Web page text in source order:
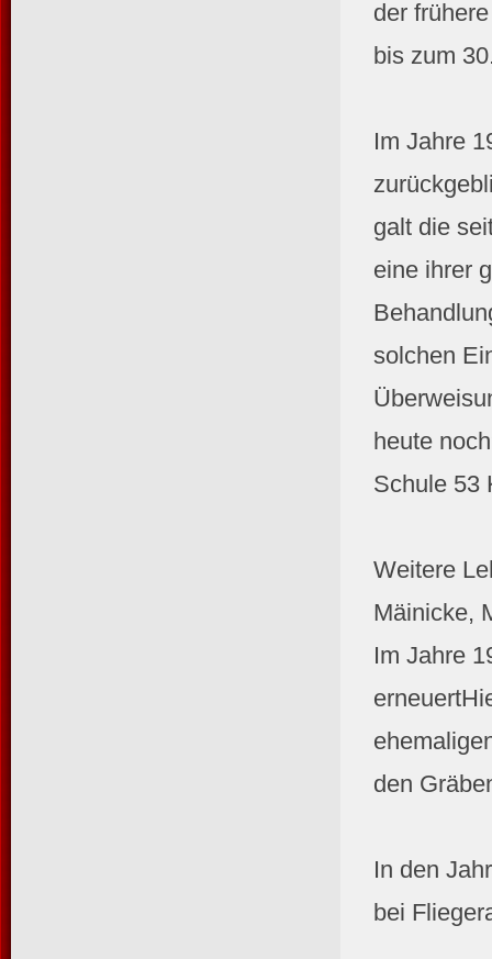
der
bis zum
Im Jahre
galt die
eine ihrer
solchen
heute
Schule 53
Weitere
Mäinicke,
Im Jahre
den
In den
bei